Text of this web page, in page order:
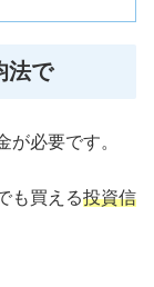
法で
必要です。
も買える投資信